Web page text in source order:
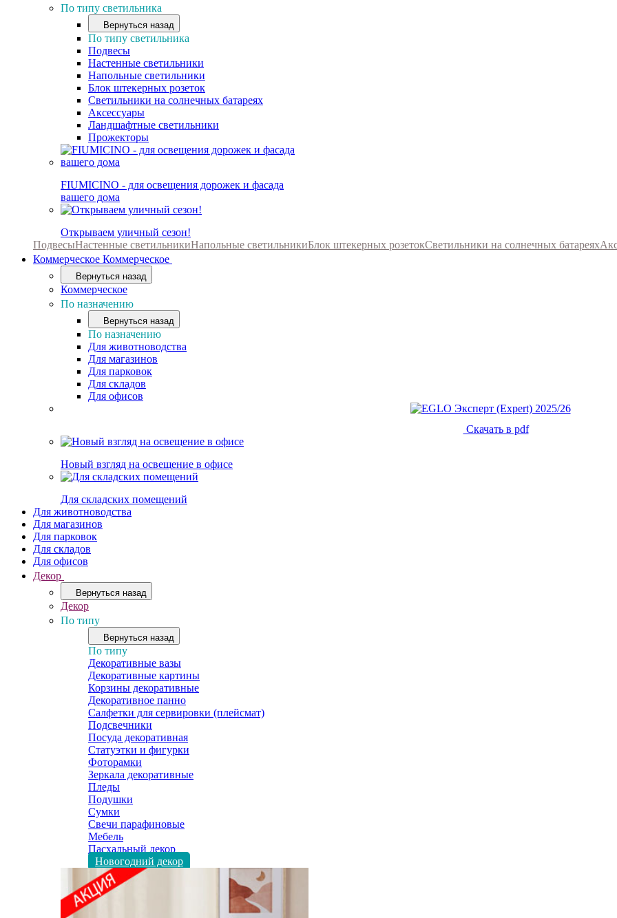
По типу светильника
Вернуться назад
По типу светильника
Подвесы
Настенные светильники
Напольные светильники
Блок штекерных розеток
Светильники на солнечных батареях
Аксессуары
Ландшафтные светильники
Прожекторы
FIUMICINO - для освещения дорожек и фасада
вашего дома
Открываем уличный сезон!
ПодвесыНастенные светильникиНапольные светильникиБлок штекерных розетокСветильники на солнечных батареях
Коммерческое Коммерческое
Вернуться назад
Коммерческое
По назначению
Вернуться назад
По назначению
Для животноводства
Для магазинов
Для парковок
Для складов
Для офисов
Скачать в pdf
Новый взгляд на освещение в офисе
Для складских помещений
Для животноводства
Для магазинов
Для парковок
Для складов
Для офисов
Декор
Вернуться назад
Декор
По типу
Вернуться назад
По типу
Декоративные вазы
Декоративные картины
Корзины декоративные
Декоративное панно
Салфетки для сервировки (плейсмат)
Подсвечники
Посуда декоративная
Статуэтки и фигурки
Фоторамки
Зеркала декоративные
Пледы
Подушки
Сумки
Свечи парафиновые
Мебель
Пасхальный декор
Новогодний декор